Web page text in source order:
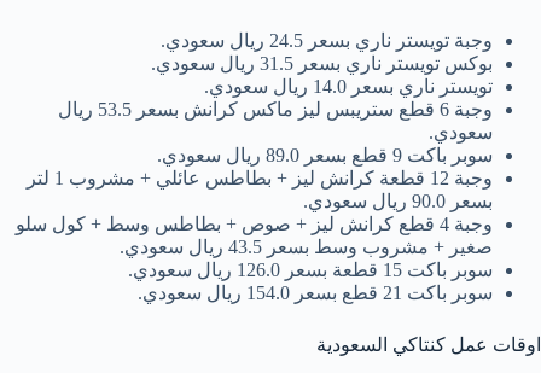
وجبة تويستر ناري بسعر 24.5 ريال سعودي.
بوكس تويستر ناري بسعر 31.5 ريال سعودي.
تويستر ناري بسعر 14.0 ريال سعودي.
وجبة 6 قطع ستريبس ليز ماكس كرانش بسعر 53.5 ريال
سعودي.
سوبر باكت 9 قطع بسعر 89.0 ريال سعودي.
وجبة 12 قطعة كرانش ليز + بطاطس عائلي + مشروب 1 لتر
بسعر 90.0 ريال سعودي.
وجبة 4 قطع كرانش ليز + صوص + بطاطس وسط + كول سلو
صغير + مشروب وسط بسعر 43.5 ريال سعودي.
سوبر باكت 15 قطعة بسعر 126.0 ريال سعودي.
سوبر باكت 21 قطع بسعر 154.0 ريال سعودي.
اوقات عمل كنتاكي السعودية